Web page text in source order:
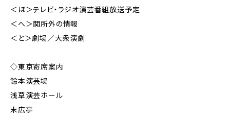
＜ほ＞テレビ・ラジオ演芸番組放送予定
＜へ＞関所外の情報
＜と＞劇場／大衆演劇
◇東京寄席案内
鈴本演芸場
浅草演芸ホール
末広亭